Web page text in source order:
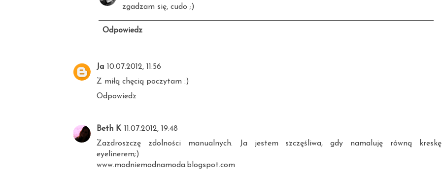
zgadzam się, cudo ;)
Odpowiedz
Ja 10.07.2012, 11:56
Z miłą chęcią poczytam :)
Odpowiedz
Beth K 11.07.2012, 19:48
Zazdroszczę zdolności manualnych. Ja jestem szczęśliwa, gdy namaluję równą kreskę
eyelinerem;)
www.modniemodnamoda.blogspot.com